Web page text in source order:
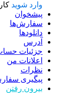
وارد شوید
پیشخوان
سفارش‌ها
دانلودها
آدرس
جزئیات
اعلانات من
نظرات
پیگیری
بیرون رفتن